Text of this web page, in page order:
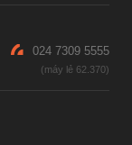
024 7309 5555